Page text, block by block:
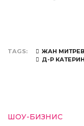
TAGS
ЖАН МИТРЕВ
Д-Р
ШОУ-БИЗНИС